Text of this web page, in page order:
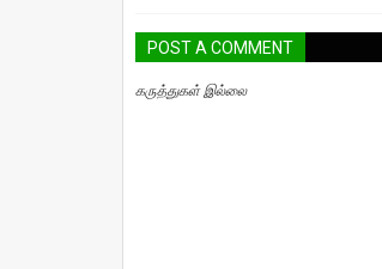
POST A COMMENT
கருத்துகள் இல்லை